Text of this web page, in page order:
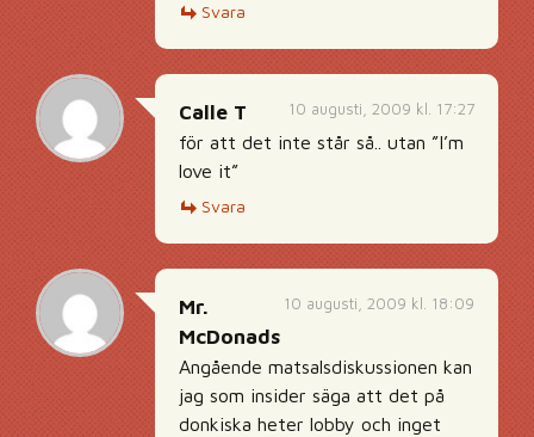
Svara
10 augusti, 2009 kl. 17:27
Calle T
för att det inte står så.. utan ”I’m
love it”
Svara
10 augusti, 2009 kl. 18:09
Mr.
McDonads
Angående matsalsdiskussionen kan
jag som insider säga att det på
donkiska heter lobby och inget